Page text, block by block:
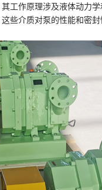
工作原理涉及液体动力学
些介质对泵的性能和密